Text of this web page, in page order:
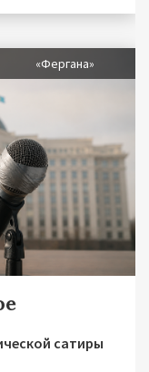
«Фергана»
сатиры